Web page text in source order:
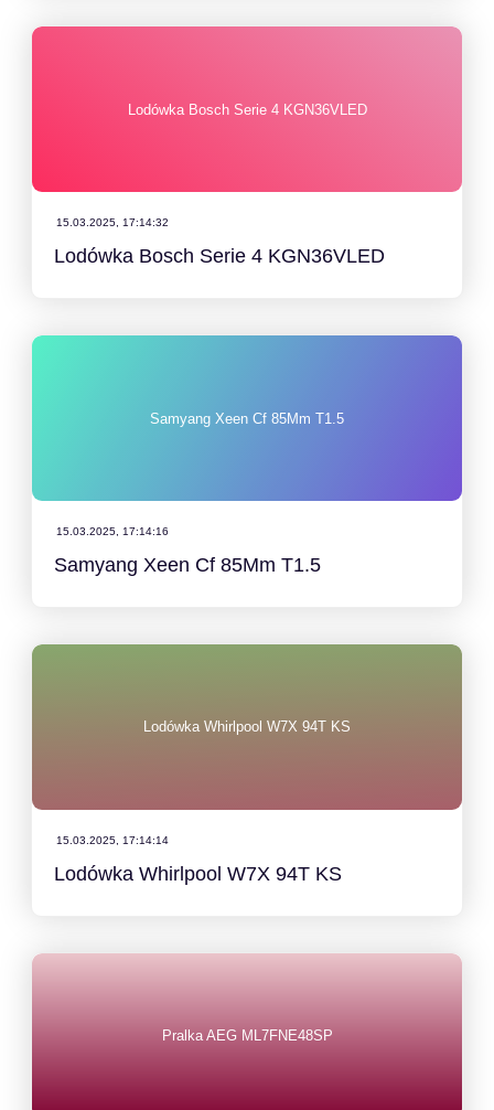
Lodówka Bosch Serie 4 KGN36VLED
15.03.2025, 17:14:32
Lodówka Bosch Serie 4 KGN36VLED
Samyang Xeen Cf 85Mm T1.5
15.03.2025, 17:14:16
Samyang Xeen Cf 85Mm T1.5
Lodówka Whirlpool W7X 94T KS
15.03.2025, 17:14:14
Lodówka Whirlpool W7X 94T KS
Pralka AEG ML7FNE48SP